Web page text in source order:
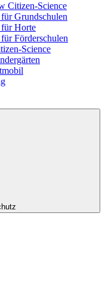
Citizen-Science
Grundschulen
Horte
Förderschulen
Science